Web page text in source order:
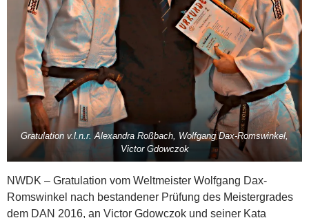
Gratulation v.l.n.r. Alexandra Roßbach, Wolfgang Dax-Romswinkel,
Victor Gdowczok
NWDK – Gratulation vom Weltmeister Wolfgang Dax-
Romswinkel nach bestandener Prüfung des Meistergrades
dem DAN 2016, an Victor Gdowczok und seiner Kata